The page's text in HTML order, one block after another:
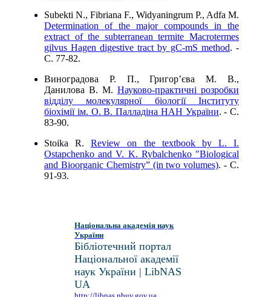
Subekti N., Fibriana F., Widyaningrum P., Adfa M.
Determination of the major compounds in the
extract of the subterranean termite Macrotermes
gilvus Hagen digestive tract by gC-mS method. -
C. 77-82.
Виноградова Р. П., Григор’єва М. В.,
Данилова В. М. Науково-практичні розробки
відділу молекулярної біології Інституту
біохімії ім. О. В. Палладіна НАН України. - C.
83-90.
Stoika R.Review on the textbook by L. I.
Ostapchenko and V. K. Rybalchenko "Biological
and Bioorganic Chemistry” (in two volumes). - C.
91-93.
Національна академія наук
України
Бібліотечний портал
Національної академії
наук України | LibNAS
UA